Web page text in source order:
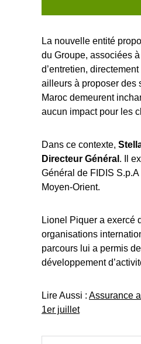
La nouvelle entité
du Groupe, associées
d’entretien,
ailleurs à proposer des
Maroc demeurent
aucun impact pour les
Dans ce contexte,
Directeur Général . Il
Général de FIDIS
Moyen-Orient.
Lionel Piquer a exercé
organisations
parcours lui a permis
développement
Lire Aussi : Assurance
1er juillet